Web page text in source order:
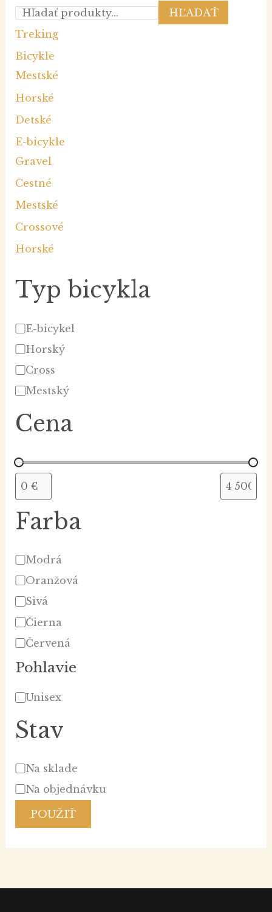
HĽADAŤ
Treking
Bicykle
Mestské
Horské
Detské
E-bicykle
Gravel
Cestné
Mestské
Crossové
Horské
Typ bicykla
E-bicykel
Horský
Cross
Mestský
Cena
Farba
Modrá
Oranžová
Sivá
Čierna
Červená
Pohlavie
Unisex
Stav
Na sklade
Na objednávku
POUŽIŤ